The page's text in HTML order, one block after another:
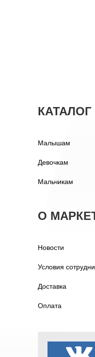
Малышам
Девочкам
Мальчикам
О
Новости
Условия
Доставка
Оплата